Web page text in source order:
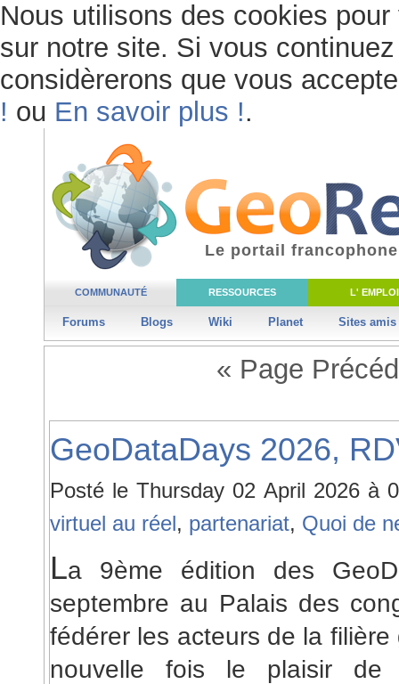
Nous utilisons des cookies
sur notre site. Si vous
considèrerons que vous
! ou En savoir plus !.
COMMUNAUTÉ RESSOURCES L' EMPLOI
Forums Blogs Wiki Planet Sites amis
Le portail
« Page
GeoDataDays 2026,
Posté le Thursday 02 April 2026 à
virtuel au réel, partenariat, Quoi de
La 9ème édition des
septembre au Palais des
fédérer les acteurs de la
nouvelle fois le plaisir de